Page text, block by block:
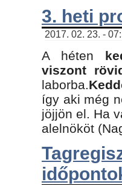
3. heti
2017. 02. 23. -
A héten
viszont
laborba.
így aki még
jöjjön el. Ha
alelnököt